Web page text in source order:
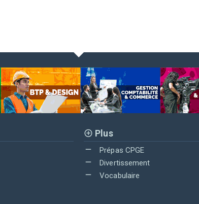
Plus
Prépas CPGE
Divertissement
Vocabulaire